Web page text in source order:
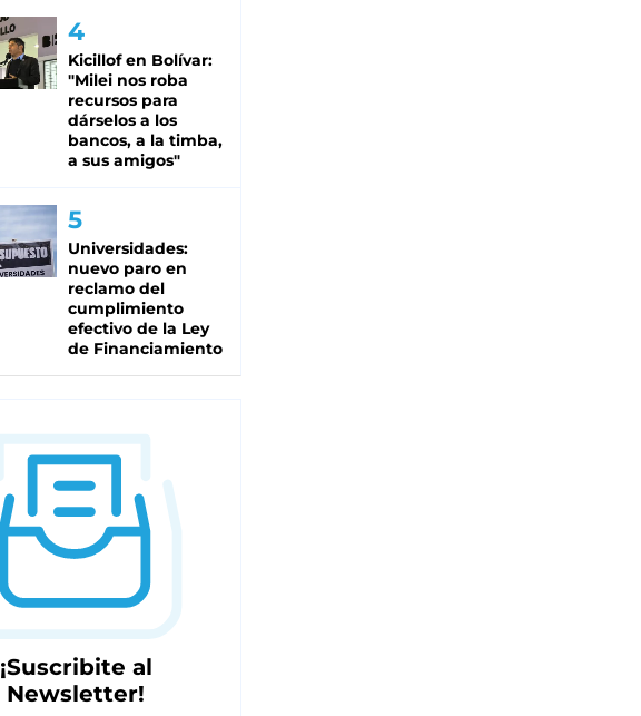
Kicillof en Bolívar:
"Milei nos roba
recursos para
dárselos a los
bancos, a la timba,
a sus amigos"
Universidades:
nuevo paro en
reclamo del
cumplimiento
efectivo de la Ley
de Financiamiento
¡Suscribite al
Newsletter!